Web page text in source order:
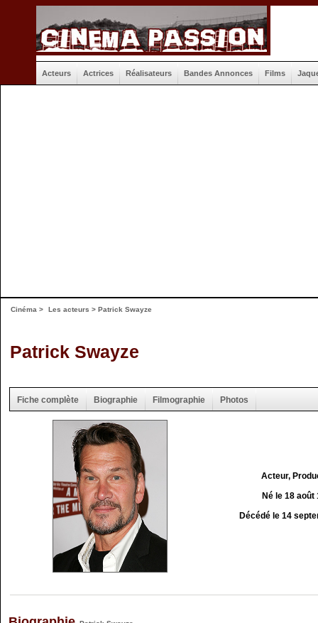
Acteurs Actrices Réalisateurs Bandes Annonces Films
Cinéma > Les acteurs > Patrick Swayze
Patrick Swayze
Fiche complète Biographie Filmographie Photos
Acteur,
Né le 18 août
Décédé le 14